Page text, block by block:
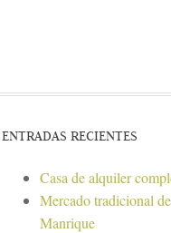
ENTRADAS RECIENTES
Casa de alquiler
Mercado tradicional
Manrique